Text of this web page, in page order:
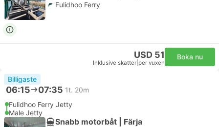
Fulidhoo Ferry
USD 51
Inklusive skatter per vuxen
Boka nu
Billigaste
06:15 07:35 1t. 20m
Fulidhoo Ferry Jetty
Male Jetty
Snabb motorbåt | Färja